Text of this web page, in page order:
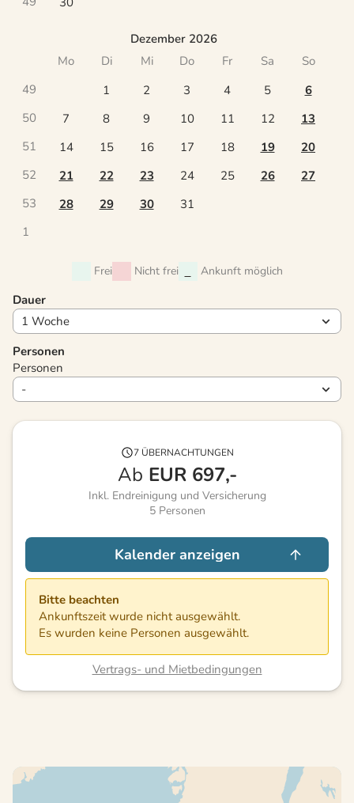
Dezember 2026
Mo
Di Mi Do Fr Sa
So
49
1 2 3 4 5
6
50
7 8 9 10 11 12
13
51
14 15 16 17 18 19
20
52
21 22 23 24 25 26
27
53
28 29 30
31
1
Frei Nicht frei Ankunft möglich
Dauer
Personen
Personen
7 ÜBERNACHTUNGEN
Ab EUR 697,-
Inkl. Endreinigung und Versicherung
5 Personen
Kalender anzeigen
Bitte beachten
Ankunftszeit wurde nicht ausgewählt.
Es wurden keine Personen ausgewählt.
Vertrags- und Mietbedingungen